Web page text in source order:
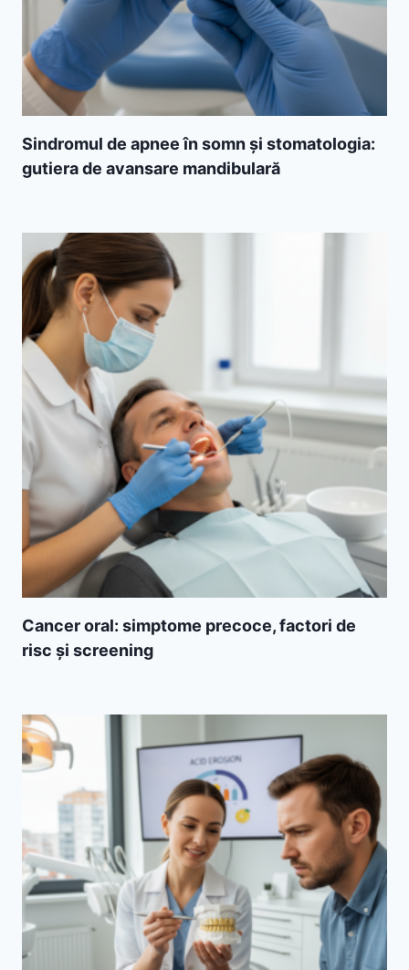
Sindromul de apnee în somn și stomatologia:
gutiera de avansare mandibulară
Cancer oral: simptome precoce, factori de
risc și screening